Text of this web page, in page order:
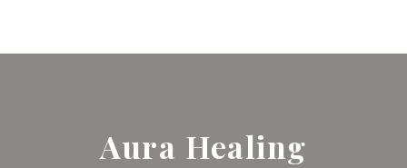
Aura Healing